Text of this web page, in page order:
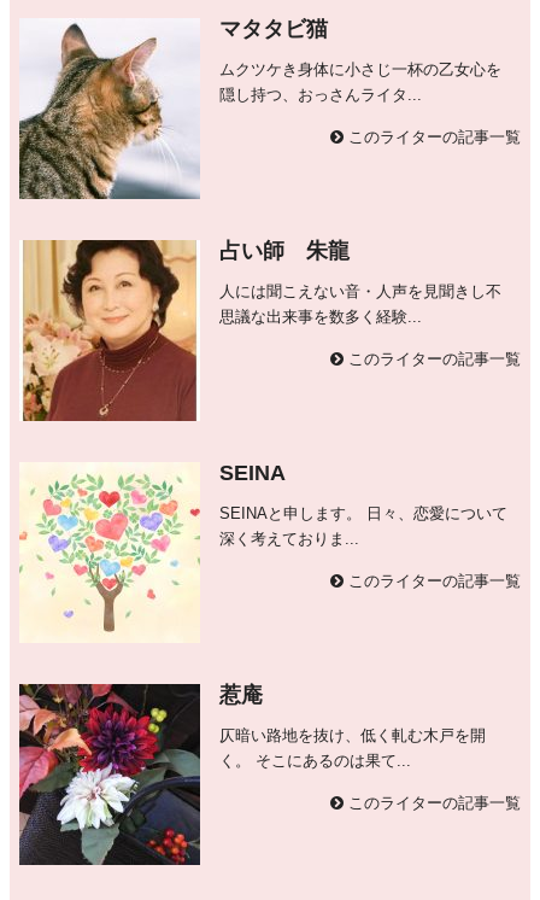
マタタビ猫
ムクツケき身体に小さじ一杯の乙女心を
隠し持つ、おっさんライタ...
このライターの記事一覧
占い師 朱龍
人には聞こえない音・人声を見聞きし不
思議な出来事を数多く経験...
このライターの記事一覧
SEINA
SEINAと申します。 日々、恋愛について
深く考えておりま...
このライターの記事一覧
惹庵
仄暗い路地を抜け、低く軋む木戸を開
く。 そこにあるのは果て...
このライターの記事一覧